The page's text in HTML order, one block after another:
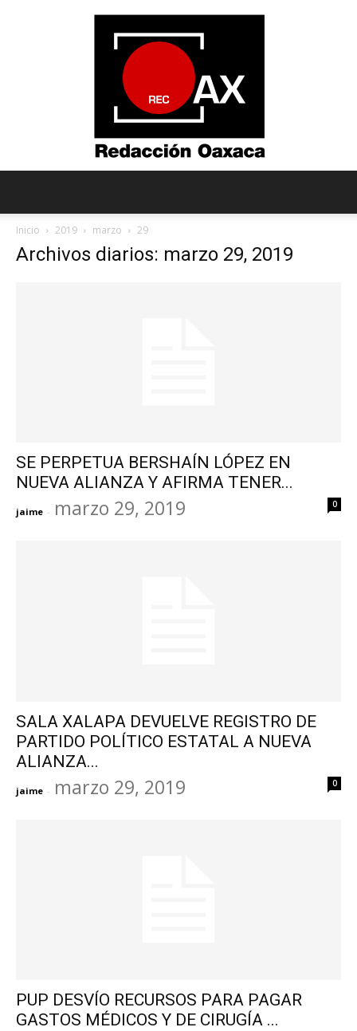
Inicio 2019 marzo 29
Archivos diarios: marzo 29, 2019
SE PERPETUA BERSHAÍN LÓPEZ EN
NUEVA ALIANZA Y AFIRMA TENER...
jaime - marzo 29, 2019 0
SALA XALAPA DEVUELVE REGISTRO DE
PARTIDO POLÍTICO ESTATAL A NUEVA
ALIANZA...
jaime - marzo 29, 2019 0
PUP DESVÍO RECURSOS PARA PAGAR
GASTOS MÉDICOS Y DE CIRUGÍA ...